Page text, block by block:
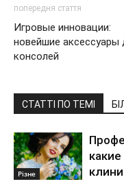
попередня стаття
Игровые инновации:
новейшие аксессуары
консолей
СТАТТІ ПО ТЕМІ
Різне